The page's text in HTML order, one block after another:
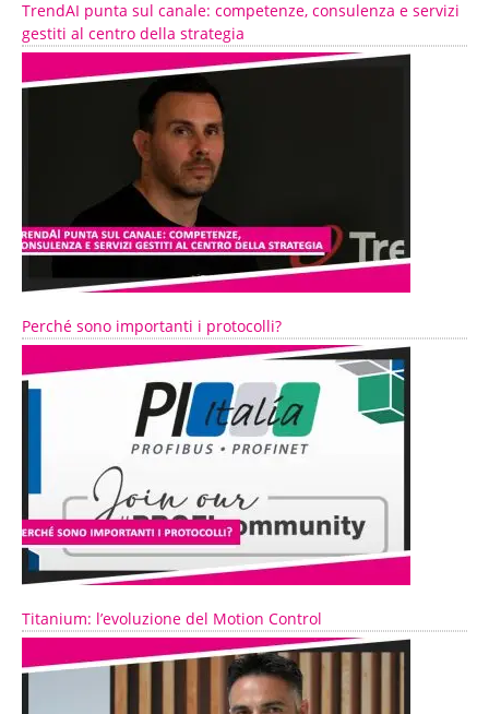
TrendAI punta sul canale: competenze, consulenza e servizi
gestiti al centro della strategia
Perché sono importanti i protocolli?
Titanium: l’evoluzione del Motion Control